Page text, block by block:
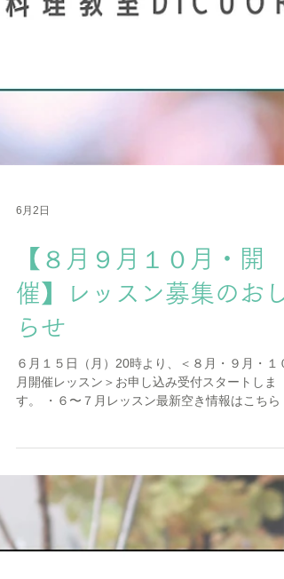
6月2日
【８月９月１０月・開
催】レッスン募集のおし
らせ
月開催レッスン＞お申し込み受付スタートしま
くわしいメニュー写真などは、レッスンタイトル
をクリックかスクロールしてください。 ・お申
込み方法については、こちらをご覧ください。
募集レッスン一覧表＞ 〜〜〜８月開催〜〜〜 ▶︎